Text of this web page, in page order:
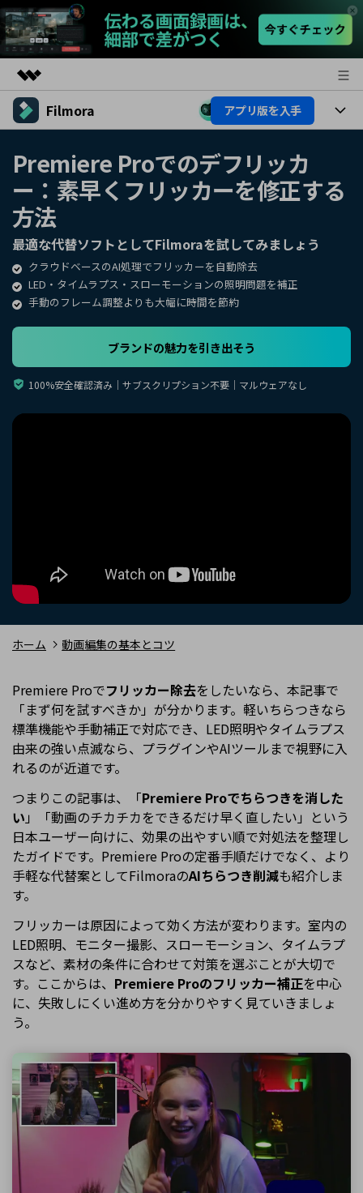
製品
ユーティリティ
法人・教育・パートナー
ソリューション
企業情報
プラン＆価格
サポート
Filmora アプリ版を入手
プラットフォーム
製品機能
AI機能
AI機能
AIヒント
活用法
Filmoraのユーザー層
ビデオソリューション
動画編集関連知識
カスタマーサポート
購入する ログイン
Premiere Proでのデフリッカ
ー：素早くフリッカーを修正する
方法
最適な代替ソフトとしてFilmoraを試してみましょう
クラウドベースのAI処理でフリッカーを自動除去
LED・タイムラプス・スローモーションの照明問題を補正
手動のフレーム調整よりも大幅に時間を節約
ブランドの魅力を引き出そう
100%安全確認済み｜サブスクリプション不要｜マルウェアなし
ホーム 動画編集の基本とコツ
Premiere Proでフリッカー除去をしたいなら、本記事で
「まず何を試すべきか」が分かります。軽いちらつきなら
標準機能や手動補正で対応でき、LED照明やタイムラプス
由来の強い点滅なら、プラグインやAIツールまで視野に入
れるのが近道です。
つまりこの記事は、「Premiere Proでちらつきを消した
い 」「動画のチカチカをできるだけ早く直したい」という
日本ユーザー向けに、効果の出やすい順で対処法を整理し
たガイドです。Premiere Proの定番手順だけでなく、より
手軽な代替案としてFilmoraのAIちらつき削減も紹介しま
す。
フリッカーは原因によって効く方法が変わります。室内の
LED照明、モニター撮影、スローモーション、タイムラプ
スなど、素材の条件に合わせて対策を選ぶことが大切で
す。ここからは、 Premiere Proのフリッカー補正を中心
に、失敗しにくい進め方を分かりやすく見ていきましょ
う。